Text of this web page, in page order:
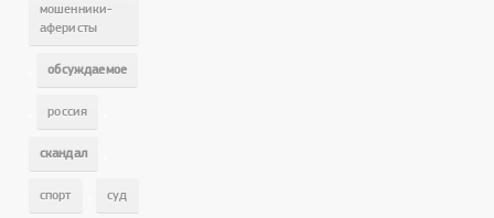
мошенники-
аферисты
обсуждаемое
россия
скандал
спорт суд